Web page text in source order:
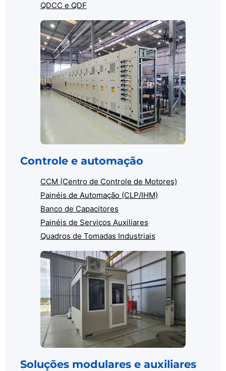
QDCC e QDF
Controle e automação
CCM (Centro de Controle de Motores)
Painéis de Automação (CLP/IHM)
Banco de Capacitores
Painéis de Serviços Auxiliares
Quadros de Tomadas Industriais
Soluções modulares e auxiliares